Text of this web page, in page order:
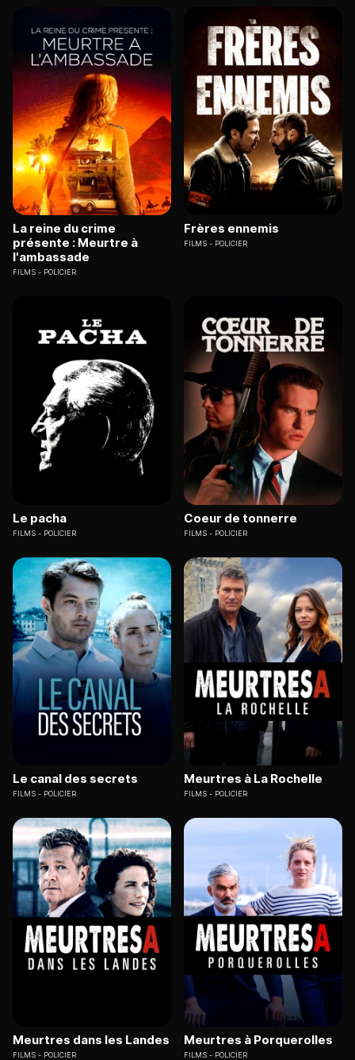
La reine du crime
présente : Meurtre à
l'ambassade
FILMS POLICIER
Frères ennemis
FILMS POLICIER
Le pacha
FILMS POLICIER
Coeur de tonnerre
FILMS POLICIER
Le canal des secrets
FILMS POLICIER
Meurtres à La Rochelle
FILMS POLICIER
Meurtres dans les Landes
FILMS POLICIER
Meurtres à Porquerolles
FILMS POLICIER